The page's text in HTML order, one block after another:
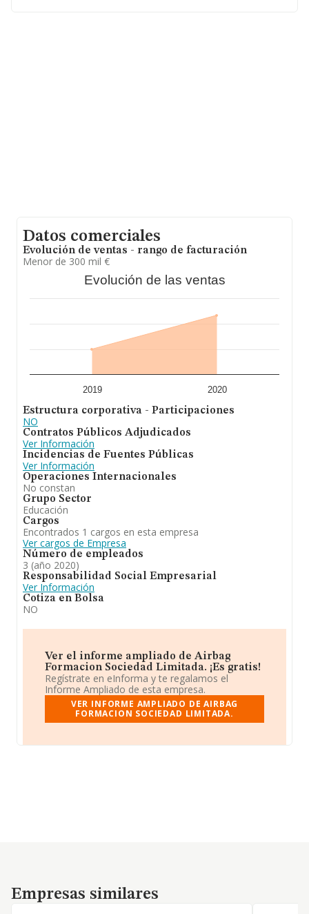
Datos comerciales
Evolución de ventas - rango de facturación
Menor de 300 mil €
Evolución de las ventas
2019 2020
Estructura corporativa - Participaciones
NO
Contratos Públicos Adjudicados
Ver Información
Incidencias de Fuentes Públicas
Ver Información
Operaciones Internacionales
No constan
Grupo Sector
Educación
Cargos
Encontrados 1 cargos en esta empresa
Ver cargos de Empresa
Número de empleados
3 (año 2020)
Responsabilidad Social Empresarial
Ver Información
Cotiza en Bolsa
NO
Ver el informe ampliado de Airbag
Formacion Sociedad Limitada. ¡Es gratis!
Regístrate en eInforma y te regalamos el
Informe Ampliado de esta empresa.
VER INFORME AMPLIADO DE AIRBAG
FORMACION SOCIEDAD LIMITADA.
Empresas similares
Empresas similares